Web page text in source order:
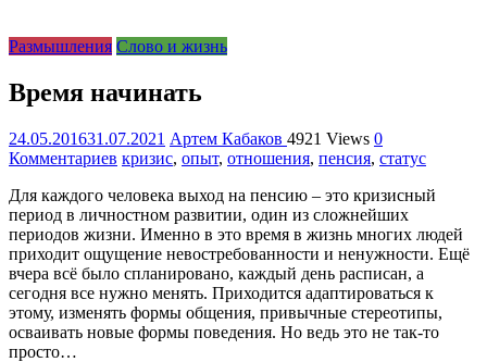
Размышления Слово и жизнь
Время начинать
24.05.201631.07.2021 Артем Кабаков 4921 Views 0
Комментариев кризис, опыт, отношения, пенсия, статус
Для каждого человека выход на пенсию – это кризисный
период в личностном развитии, один из сложнейших
периодов жизни. Именно в это время в жизнь многих людей
приходит ощущение невостребованности и ненужности. Ещё
вчера всё было спланировано, каждый день расписан, а
сегодня все нужно менять. Приходится адаптироваться к
этому, изменять формы общения, привычные стереотипы,
осваивать новые формы поведения. Но ведь это не так-то
просто…